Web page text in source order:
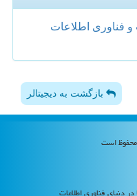
و فناوری اطلاعات
بازگشت به دیجیتالر
دنیای فناوری اطلاعات